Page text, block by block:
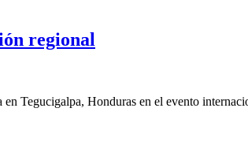
regional
Tegucigalpa, Honduras en el evento